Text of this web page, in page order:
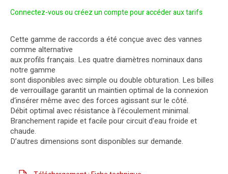
Connectez-vous ou créez un compte pour accéder aux tarifs
Cette gamme de raccords a été conçue avec des vannes
comme alternative
aux profils français. Les quatre diamètres nominaux dans
notre gamme
sont disponibles avec simple ou double obturation. Les billes
de verrouillage garantit un maintien optimal de la connexion
d‘insérer même avec des forces agissant sur le côté.
Débit optimal avec résistance à l‘écoulement minimal.
Branchement rapide et facile pour circuit d’eau froide et
chaude.
D’autres dimensions sont disponibles sur demande.